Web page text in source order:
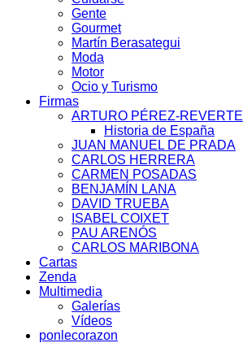
Gente
Gourmet
Martín Berasategui
Moda
Motor
Ocio y Turismo
Firmas
ARTURO PÉREZ-REVERTE
Historia de España
JUAN MANUEL DE PRADA
CARLOS HERRERA
CARMEN POSADAS
BENJAMÍN LANA
DAVID TRUEBA
ISABEL COIXET
PAU ARENÓS
CARLOS MARIBONA
Cartas
Zenda
Multimedia
Galerías
Vídeos
ponlecorazon